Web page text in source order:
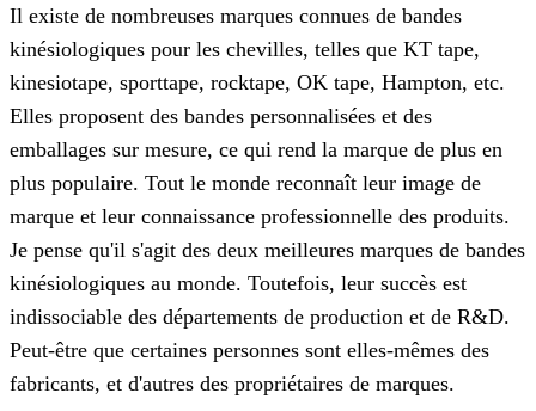
Il existe de nombreuses marques connues de bandes
kinésiologiques pour les chevilles, telles que KT tape,
kinesiotape, sporttape, rocktape, OK tape, Hampton, etc.
Elles proposent des bandes personnalisées et des
emballages sur mesure, ce qui rend la marque de plus en
plus populaire. Tout le monde reconnaît leur image de
marque et leur connaissance professionnelle des produits.
Je pense qu'il s'agit des deux meilleures marques de bandes
kinésiologiques au monde. Toutefois, leur succès est
indissociable des départements de production et de R&D.
Peut-être que certaines personnes sont elles-mêmes des
fabricants, et d'autres des propriétaires de marques.